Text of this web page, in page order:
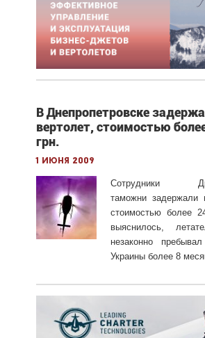
В Днепропетровске
вертолет, стоимостью
грн.
1 июня 2009
Сотрудники
таможни задержали
стоимостью более
выяснилось,
незаконно
Украины более 8